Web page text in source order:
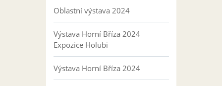
Oblastní výstava 2024
Výstava Horní Bříza 2024
Expozice Holubi
Výstava Horní Bříza 2024